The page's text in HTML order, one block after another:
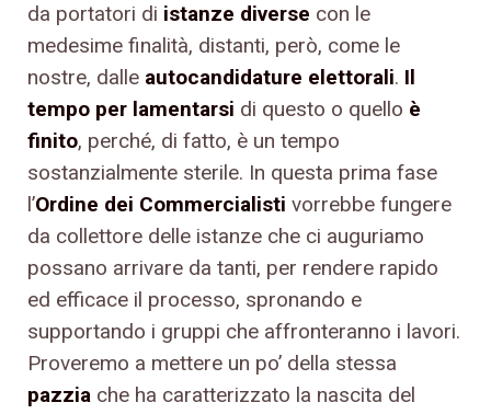
da portatori di istanze diverse con le
medesime finalità, distanti, però, come le
nostre, dalle autocandidature elettorali. Il
tempo per lamentarsi di questo o quello è
finito, perché, di fatto, è un tempo
sostanzialmente sterile. In questa prima fase
l’Ordine dei Commercialisti vorrebbe fungere
da collettore delle istanze che ci auguriamo
possano arrivare da tanti, per rendere rapido
ed efficace il processo, spronando e
supportando i gruppi che affronteranno i lavori.
Proveremo a mettere un po’ della stessa
pazzia che ha caratterizzato la nascita del